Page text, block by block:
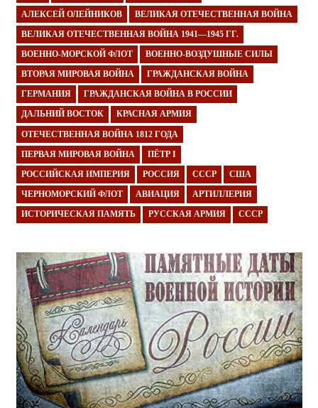
АЛЕКСЕЙ ОЛЕЙНИКОВ ВЕЛИКАЯ ОТЕЧЕСТВЕННАЯ ВОЙНА
ВЕЛИКАЯ ОТЕЧЕСТВЕННАЯ ВОЙНА 1941—1945 ГГ.
ВОЕННО-МОРСКОЙ ФЛОТ ВОЕННО-ВОЗДУШНЫЕ СИЛЫ
ВТОРАЯ МИРОВАЯ ВОЙНА ГРАЖДАНСКАЯ ВОЙНА
ГЕРМАНИЯ ГРАЖДАНСКАЯ ВОЙНА В РОССИИ
ДАЛЬНИЙ ВОСТОК КРАСНАЯ АРМИЯ
ОТЕЧЕСТВЕННАЯ ВОЙНА 1812 ГОДА
ПЕРВАЯ МИРОВАЯ ВОЙНА ПЁТР I
РОССИЙСКАЯ ИМПЕРИЯ РОССИЯ СССР США
ЧЕРНОМОРСКИЙ ФЛОТ АВИАЦИЯ АРТИЛЛЕРИЯ
ИСТОРИЧЕСКАЯ ПАМЯТЬ РУССКАЯ АРМИЯ СССР